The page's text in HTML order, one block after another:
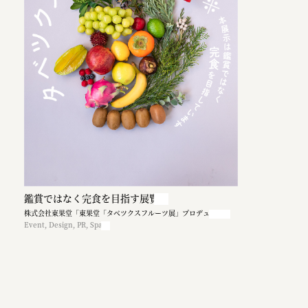
鑑賞ではなく完食を目指す展覧会
株式会社東果堂「東果堂「タベツクスフルーツ展」プロデュース」
Event, Design, PR, Space